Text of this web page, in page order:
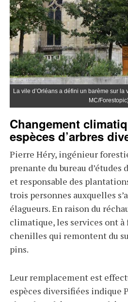
La vile d’Orléans a défini un barème sur la
MC/
Changement
espèces d’arbres
Pierre Héry, ingénieur
prenante du bureau d’études
et responsable des
trois personnes auxquelles
élagueurs. En raison du
climatique, les services ont à
chenilles qui remontent du
pins.
Leur remplacement est
espèces diversifiées indique